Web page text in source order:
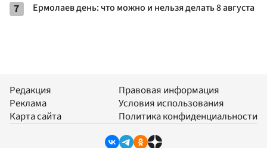
7 Ермолаев день: что можно и нельзя делать 8 августа
Редакция
Реклама
Карта сайта
Правовая информация
Условия использования
Политика конфиденциальности